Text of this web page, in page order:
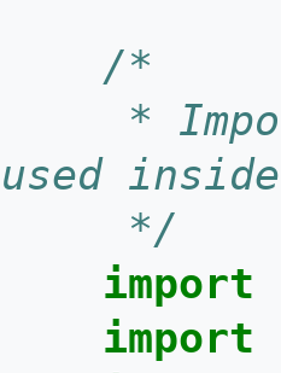
/*
used
	 */
import
import